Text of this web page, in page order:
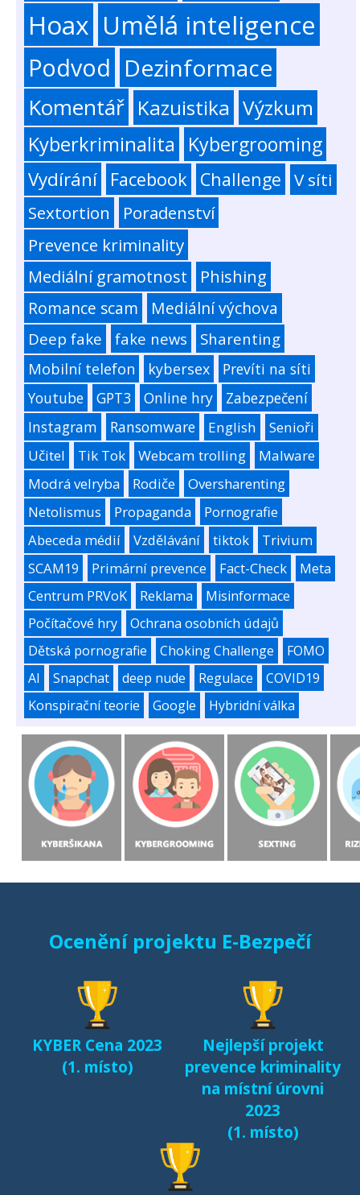
Hoax Umělá inteligence
Podvod Dezinformace
Komentář Kazuistika Výzkum
Kyberkriminalita Kybergrooming
Vydírání Facebook Challenge
V síti
Sextortion
Poradenství
Prevence kriminality
Mediální gramotnost
Phishing
Romance scam
Mediální výchova
Deep fake fake news Sharenting
Mobilní telefon kybersex
Prevíti na síti
Youtube
GPT3 Online hry
Zabezpečení
Instagram
Ransomware English
Senioři
Učitel
Tik Tok Webcam trolling
Malware
Modrá velryba
Rodiče
Oversharenting
Netolismus
Propaganda
Pornografie
Abeceda médií
Vzdělávání tiktok
Trivium
SCAM19
Primární prevence Fact-Check
Meta
Centrum PRVoK
Reklama
Misinformace
Počítačové hry
Ochrana osobních údajů
Dětská pornografie
Choking Challenge
FOMO
AI
Snapchat deep nude Regulace
COVID19
Konspirační teorie
Google Hybridní válka
Ocenění projektu E-Bezpečí
KYBER Cena 2023
(1. místo)
Nejlepší projekt
prevence kriminality
na místní úrovni
2023
(1. místo)